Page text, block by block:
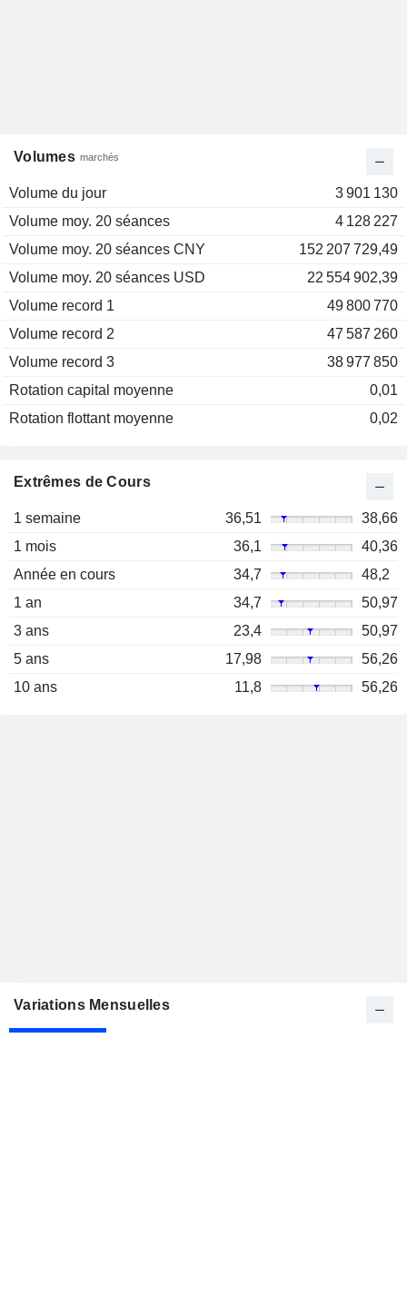
Volumes marchés
Volume du jour
3 901 130
Volume moy. 20 séances
4 128 227
Volume moy. 20 séances CNY
152 207 729,49
Volume moy. 20 séances USD
22 554 902,39
Volume record 1
49 800 770
Volume record 2
47 587 260
Volume record 3
38 977 850
Rotation capital moyenne
0,01
Rotation flottant moyenne
0,02
Extrêmes de Cours
1 semaine 36,51
38,66
1 mois
36,1
40,36
Année en cours
34,7
48,2
1 an
34,7
50,97
3 ans
23,4
50,97
5 ans
17,98
56,26
10 ans
11,8 56,26
Variations Mensuelles